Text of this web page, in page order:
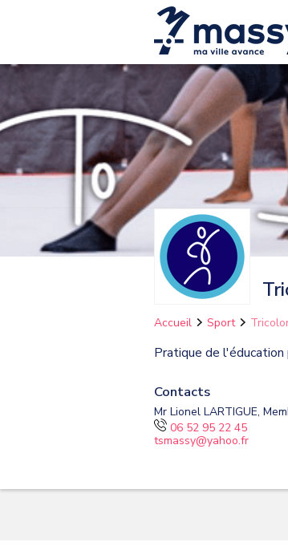
Accueil Sport
Pratique de
Contacts
Mr Lionel LARTIGUE,
06 52 95 22 45
tsmassy@yahoo.fr